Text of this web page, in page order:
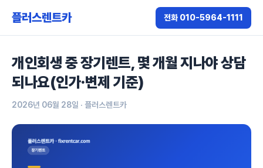
플러스렌트카 전화 010-5964-1111
개인회생 중 장기렌트, 몇 개월 지나야 상담
되나요(인가·변제 기준)
2026년 06월 28일 · 플러스렌트카